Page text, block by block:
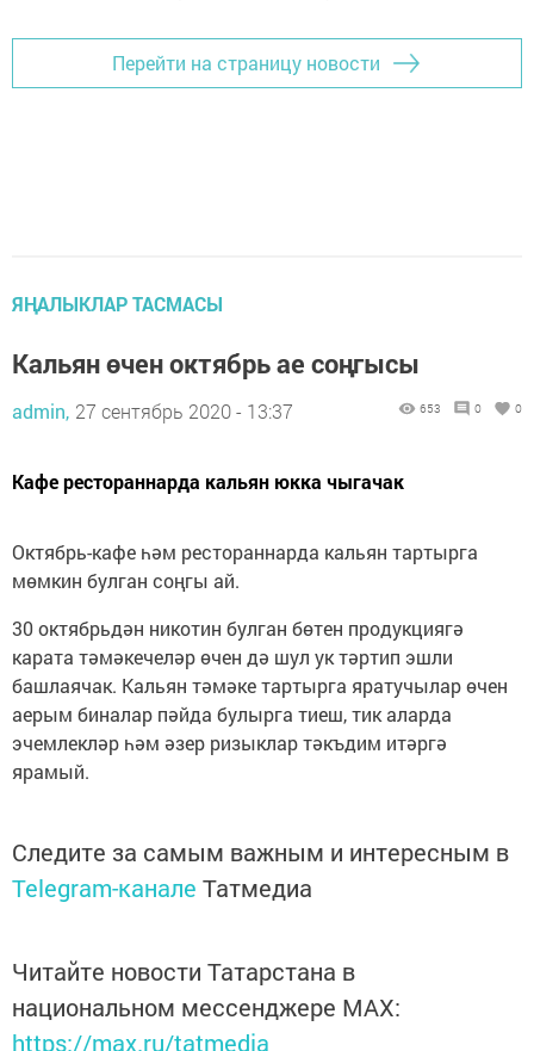
Перейти на страницу новости
ЯҢАЛЫКЛАР ТАСМАСЫ
Кальян өчен октябрь ае соңгысы
admin, 27 сентябрь 2020 - 13:37 653 0 0
Кафе рестораннарда кальян юкка чыгачак
Октябрь-кафе һәм рестораннарда кальян тартырга
мөмкин булган соңгы ай.
30 октябрьдән никотин булган бөтен продукциягә
карата тәмәкечеләр өчен дә шул ук тәртип эшли
башлаячак. Кальян тәмәке тартырга яратучылар өчен
аерым биналар пәйда булырга тиеш, тик аларда
эчемлекләр һәм әзер ризыклар тәкъдим итәргә
ярамый.
Следите за самым важным и интересным в
Telegram-канале Татмедиа
Читайте новости Татарстана в
национальном мессенджере MАХ:
https://max.ru/tatmedia